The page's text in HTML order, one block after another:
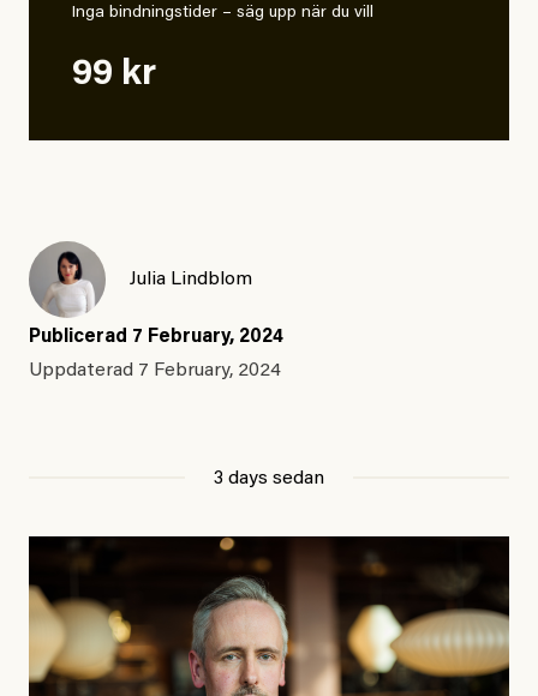
Inga bindningstider – säg upp när du vill
99 kr
Julia Lindblom
Publicerad 7 February, 2024
Uppdaterad 7 February, 2024
3 days sedan